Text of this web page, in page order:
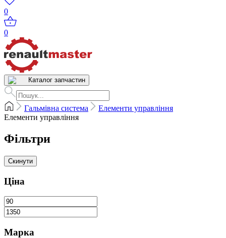
0
0
Каталог запчастин
Гальмівна система
Елементи управління
Елементи управління
Фільтри
Скинути
Ціна
Марка